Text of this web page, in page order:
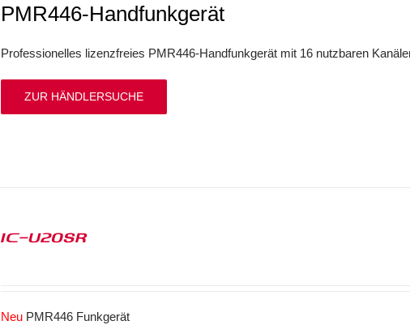
PMR446-Handfunkgerät
Professionelles lizenzfreies PMR446-Handfunkgerät mit 16 nutzbaren
ZUR HÄNDLERSUCHE
IC-U20SR
Neu PMR446 Funkgerät